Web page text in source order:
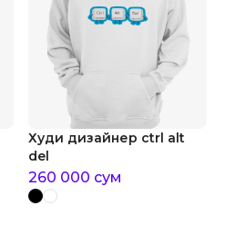
Худи дизайнер ctrl alt
del
260 000 сум